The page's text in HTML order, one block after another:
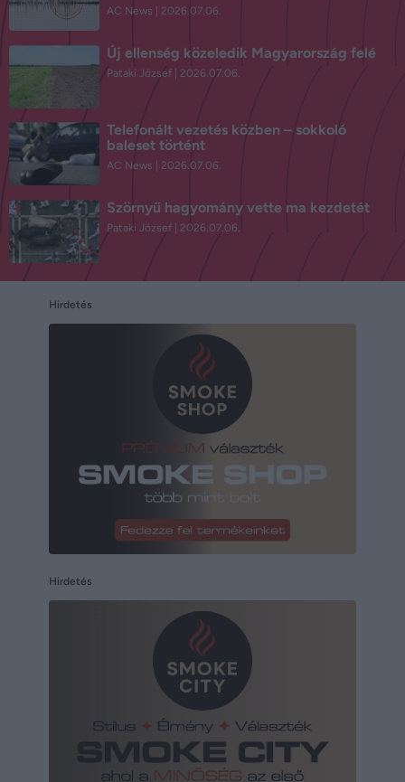
AC News 2026.07.06.
Új ellenség közeledik Magyarország felé
Pataki József 2026.07.06.
Telefonált vezetés közben – sokkoló
baleset történt
AC News 2026.07.06.
Szörnyű hagyomány vette ma kezdetét
Pataki József 2026.07.06.
Hirdetés
Hirdetés